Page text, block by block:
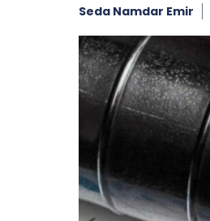
Seda Namdar Emir